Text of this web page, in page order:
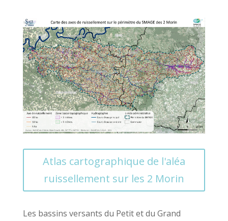
Atlas cartographique de l'aléa
ruissellement sur les 2 Morin
Les bassins versants du Petit et du Grand